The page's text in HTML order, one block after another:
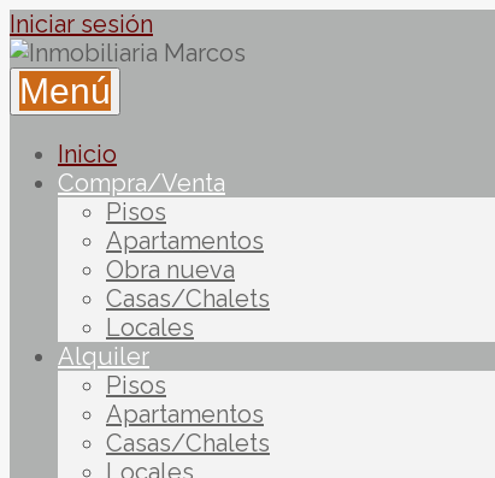
Iniciar sesión
Menú
Inicio
Compra/Venta
Pisos
Apartamentos
Obra nueva
Casas/Chalets
Locales
Alquiler
Pisos
Apartamentos
Casas/Chalets
Locales